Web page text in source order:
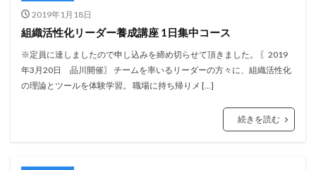
2019年1月18日
組織活性化リーダー養成講座 1日集中コース
※定員に達しましたので申し込みを締め切らせて頂きました。 〖2019
年3月20日 品川開催〗 チームを率いるリーダーの方々に、組織活性化
の理論とツールを体験学習。 職場に持ち帰りメ […]
続きを読む